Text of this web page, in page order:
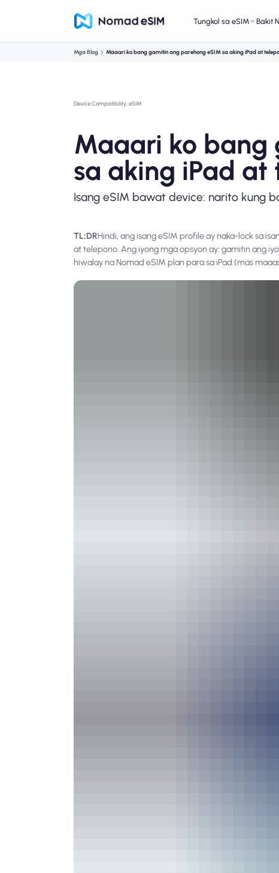
Tungkol sa eSIM Bakit
Mga Blog Maaari ko bang gamitin ang parehong eSIM sa aking iPad at
Device Compatibility, eSIM
Maaari ko bang
sa aking iPad at
Isang eSIM bawat device: narito kung
TL;DRHindi, ang isang eSIM profile ay naka-lock sa
at telepono. Ang iyong mga opsyon ay: gamitin ang
hiwalay na Nomad eSIM plan para sa iPad (mas